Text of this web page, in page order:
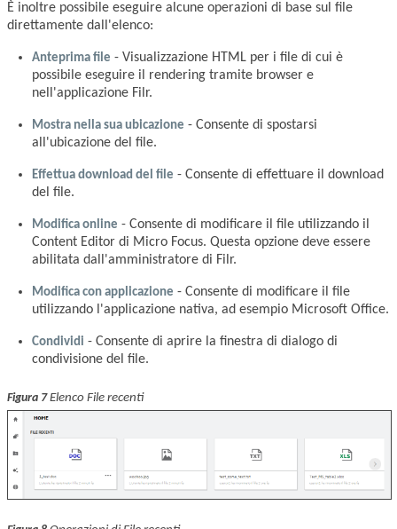
È inoltre possibile eseguire alcune operazioni di base sul file
direttamente dall'elenco:
Anteprima file - Visualizzazione HTML per i file di cui è
possibile eseguire il rendering tramite browser e
nell'applicazione Filr.
Mostra nella sua ubicazione - Consente di spostarsi
all'ubicazione del file.
Effettua download del file - Consente di effettuare il download
del file.
Modifica online - Consente di modificare il file utilizzando il
Content Editor di Micro Focus. Questa opzione deve essere
abilitata dall'amministratore di Filr.
Modifica con applicazione - Consente di modificare il file
utilizzando l'applicazione nativa, ad esempio Microsoft Office.
Condividi - Consente di aprire la finestra di dialogo di
condivisione del file.
Figura 7Elenco File recenti